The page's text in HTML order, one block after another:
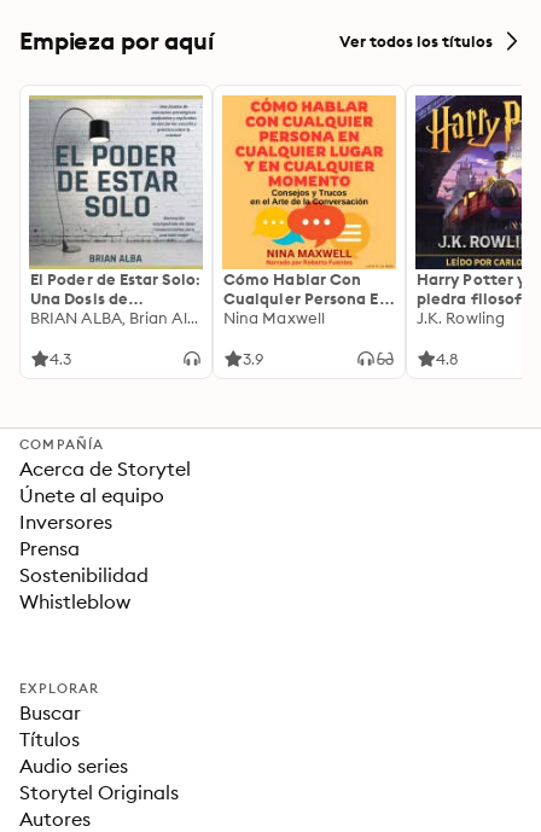
Empieza por aquí Ver todos los títulos
El Poder de Estar Solo:
Una Dosis de
Motivación
Ideas Revolucionarias
BRIAN ALBA, Brian Alba
4.3
Cómo Hablar Con
Cualquier Persona En
Cualquier Lugar Y En
Nina Maxwell
3.9
Harry Potter y
piedra filosofal
J.K. Rowling
4.8
COMPAÑÍA
Acerca de Storytel
Únete al equipo
Inversores
Prensa
Sostenibilidad
Whistleblow
EXPLORAR
Buscar
Títulos
Audio series
Storytel Originals
Autores